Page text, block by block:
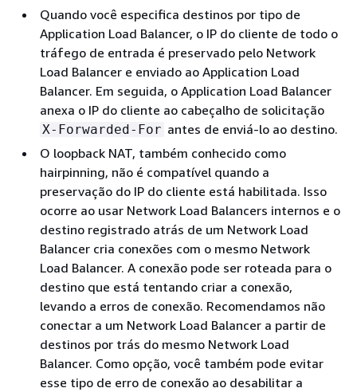
Quando você especifica destinos por tipo de
Application Load Balancer, o IP do cliente de todo o
tráfego de entrada é preservado pelo Network
Load Balancer e enviado ao Application Load
Balancer. Em seguida, o Application Load Balancer
anexa o IP do cliente ao cabeçalho de solicitação
X-Forwarded-For antes de enviá-lo ao destino.
O loopback NAT, também conhecido como
hairpinning, não é compatível quando a
preservação do IP do cliente está habilitada. Isso
ocorre ao usar Network Load Balancers internos e o
destino registrado atrás de um Network Load
Balancer cria conexões com o mesmo Network
Load Balancer. A conexão pode ser roteada para o
destino que está tentando criar a conexão,
levando a erros de conexão. Recomendamos não
conectar a um Network Load Balancer a partir de
destinos por trás do mesmo Network Load
Balancer. Como opção, você também pode evitar
esse tipo de erro de conexão ao desabilitar a